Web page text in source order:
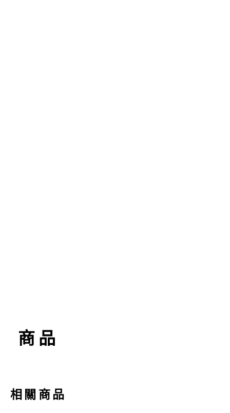
商品
相關商品